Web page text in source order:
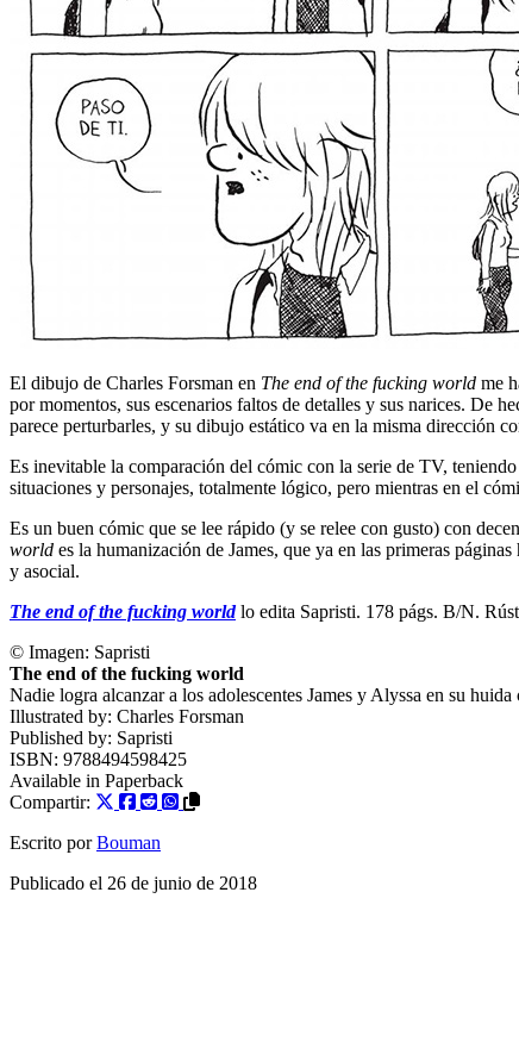
El dibujo de Charles Forsman en The end of the fucking world me
por momentos, sus escenarios faltos de detalles y sus narices. De
parece perturbarles, y su dibujo estático va en la misma dirección
Es inevitable la comparación del cómic con la serie de TV,
situaciones y personajes, totalmente lógico, pero mientras en el
Es un buen cómic que se lee rápido (y se relee con gusto) con
world es la humanización de James, que ya en las primeras
y asocial.
The end of the fucking worldlo edita Sapristi. 178 págs. B/N.
© Imagen: Sapristi
The end of the fucking world
Nadie logra alcanzar a los adolescentes James y Alyssa en su
Illustrated by: Charles Forsman
Published by: Sapristi
ISBN: 9788494598425
Available in Paperback
Compartir:
Escrito por Bouman
Publicado el 26 de junio de 2018